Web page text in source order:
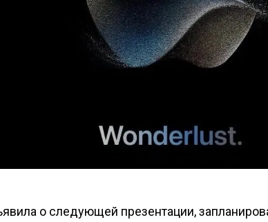
о следующей презентации,